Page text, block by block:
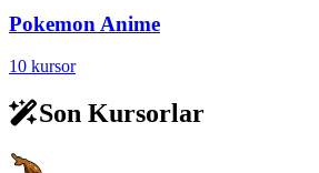
Pokemon Anime
10 kursor
Son Kursorlar